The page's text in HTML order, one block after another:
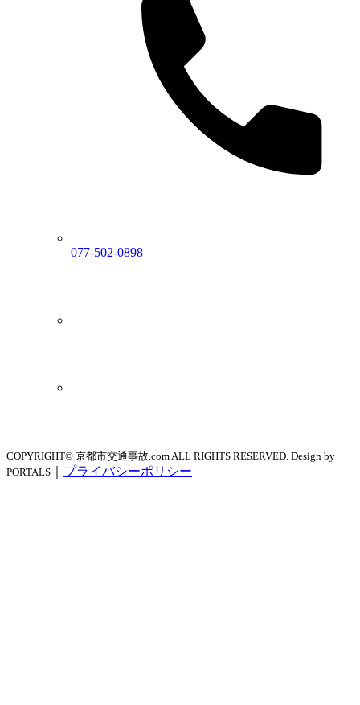
077-502-0898
COPYRIGHT© 京都市交通事故.com ALL RIGHTS RESERVED. Design by
PORTALS
プライバシーポリシー